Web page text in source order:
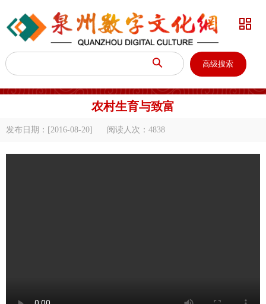
 高级搜索

农村生育与致富
发布日期：[2016-08-20] 阅读人次： 4838